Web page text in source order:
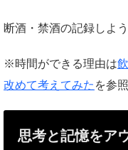
断酒・禁酒の記録しよ
※時間ができる理由は
改めて考えてみた を参照
思考と記憶をア